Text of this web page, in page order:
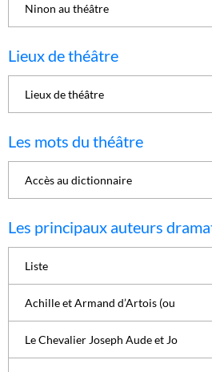
Ninon au théâtre
Lieux de théâtre
Lieux de théâtre
Les mots du théâtre
Accès au dictionnaire
Les principaux auteurs
Liste
Achille et Armand d’Artois (ou
Le Chevalier Joseph Aude et Jo